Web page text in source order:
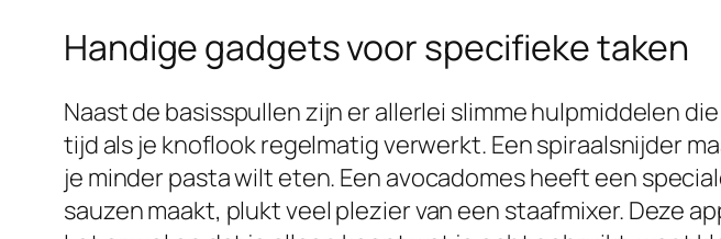
Handige gadgets voor specifieke taken
Naast de basisspullen zijn er allerlei slimme hulpmiddelen
tijd als je knoflook regelmatig verwerkt. Een spiraalsnijder
je minder pasta wilt eten. Een avocadomes heeft een
sauzen maakt, plukt veel plezier van een staafmixer. Deze